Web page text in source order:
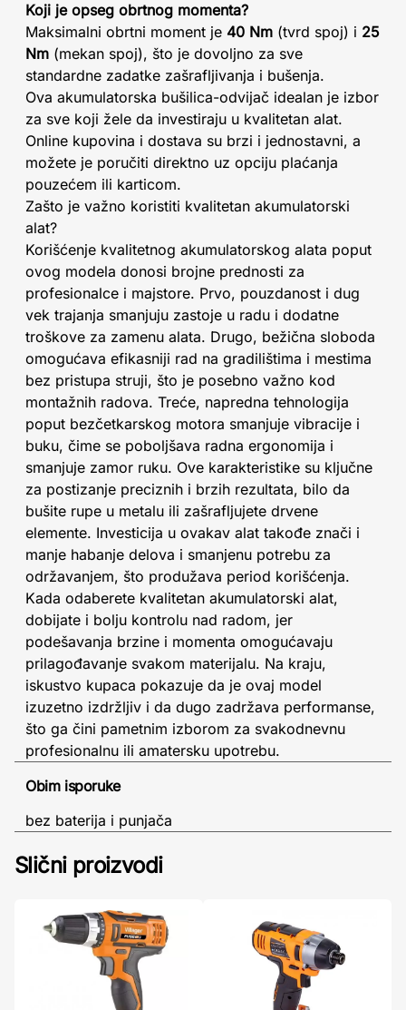
Koji je opseg obrtnog momenta?
Maksimalni obrtni moment je 40 Nm (tvrd spoj) i 25
Nm (mekan spoj), što je dovoljno za sve
standardne zadatke zašrafljivanja i bušenja.
Ova akumulatorska bušilica-odvijač idealan je izbor
za sve koji žele da investiraju u kvalitetan alat.
Online kupovina i dostava su brzi i jednostavni, a
možete je poručiti direktno uz opciju plaćanja
pouzećem ili karticom.
Zašto je važno koristiti kvalitetan akumulatorski
alat?
Korišćenje kvalitetnog akumulatorskog alata poput
ovog modela donosi brojne prednosti za
profesionalce i majstore. Prvo, pouzdanost i dug
vek trajanja smanjuju zastoje u radu i dodatne
troškove za zamenu alata. Drugo, bežična sloboda
omogućava efikasniji rad na gradilištima i mestima
bez pristupa struji, što je posebno važno kod
montažnih radova. Treće, napredna tehnologija
poput bezčetkarskog motora smanjuje vibracije i
buku, čime se poboljšava radna ergonomija i
smanjuje zamor ruku. Ove karakteristike su ključne
za postizanje preciznih i brzih rezultata, bilo da
bušite rupe u metalu ili zašrafljujete drvene
elemente. Investicija u ovakav alat takođe znači i
manje habanje delova i smanjenu potrebu za
održavanjem, što produžava period korišćenja.
Kada odaberete kvalitetan akumulatorski alat,
dobijate i bolju kontrolu nad radom, jer
podešavanja brzine i momenta omogućavaju
prilagođavanje svakom materijalu. Na kraju,
iskustvo kupaca pokazuje da je ovaj model
izuzetno izdržljiv i da dugo zadržava performanse,
što ga čini pametnim izborom za svakodnevnu
profesionalnu ili amatersku upotrebu.
Obim isporuke
bez baterija i punjača
Slični proizvodi